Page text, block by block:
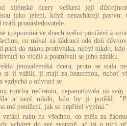
sijónské dcery veškerá její
jako jeleni, když nenacházejí pastvu:
pronásledovatele.
rozpomíná ve dnech svého ponížení a
co míval za žádoucí ode dnů
padl do rukou protivníka, nebyl nikdo, kdo
to viděli a posmívali se jeho zániku.
jeruzalémská dcera, proto se stala
si jí vážili, ji mají za bezectnou, neboť
vzdychá a odvrací se.
roucha nečistotu, nepamatovala na svůj
a není nikdo, kdo by ji potěšil.
mé ponížení, jak se nepřítel vypíná."
ruku na všechno, co měla za
vcházet do své svatyně, ač jsi o nich